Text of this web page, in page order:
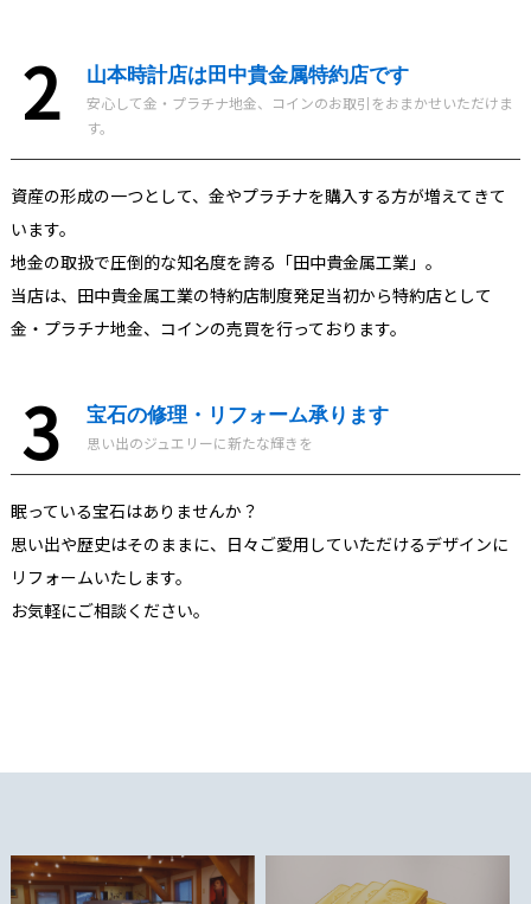
山本時計店は田中貴金属特約店です
安心して金・プラチナ地金、コインのお取引をおまかせいただけま
す。
資産の形成の一つとして、金やプラチナを購入する方が増えてきて
います。
地金の取扱で圧倒的な知名度を誇る「田中貴金属工業」。
当店は、田中貴金属工業の特約店制度発足当初から特約店として
金・プラチナ地金、コインの売買を行っております。
宝石の修理・リフォーム承ります
思い出のジュエリーに新たな輝きを
眠っている宝石はありませんか？
思い出や歴史はそのままに、日々ご愛用していただけるデザインに
リフォームいたします。
お気軽にご相談ください。